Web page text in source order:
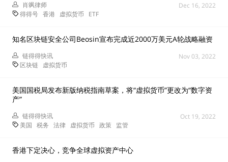
肖飒律师
Dec 16, 2022
得得号 香港 虚拟货币 ETF
知名区块链安全公司Beosin宣布完成近2000万美元A轮战略融资
链得得快讯
Nov 03, 2022
区块链 虚拟货币
美国国税局发布新版纳税指南草案，将“虚拟货币”更改为“数字资
产”
链得得快讯
Oct 19, 2022
美国 税务 法律 虚拟货币 政策 监管
香港下定决心，竞争全球虚拟资产中心